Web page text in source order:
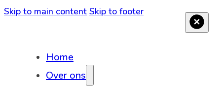
Skip to main content Skip to footer
Home
Over ons